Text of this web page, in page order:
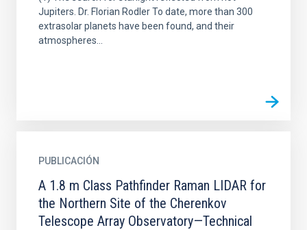
Jupiters. Dr. Florian Rodler To date, more than 300
extrasolar planets have been found, and their
atmospheres...
PUBLICACIÓN
A 1.8 m Class Pathfinder Raman LIDAR for
the Northern Site of the Cherenkov
Telescope Array Observatory—Technical